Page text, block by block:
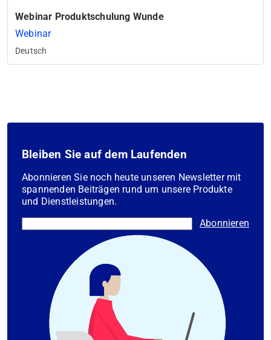
Webinar Produktschulung Wunde
Webinar
Deutsch
Bleiben Sie auf dem Laufenden
Abonnieren Sie noch heute unseren Newsletter mit
spannenden Beiträgen rund um unsere Produkte
und Dienstleistungen.
Abonnieren